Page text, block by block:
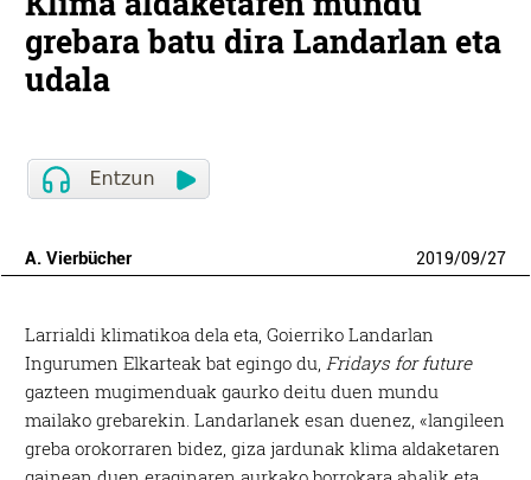
grebara batu dira Landarlan eta
udala
A. Vierbücher 2019/09/27
Larrialdi klimatikoa dela eta, Goierriko Landarlan
Ingurumen Elkarteak bat egingo du,Fridays for future
gazteen mugimenduak gaurko deitu duen mundu
mailako grebarekin. Landarlanek esan duenez, «langileen
greba orokorraren bidez, giza jardunak klima aldaketaren